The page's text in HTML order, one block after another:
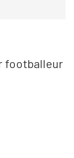
footballeur